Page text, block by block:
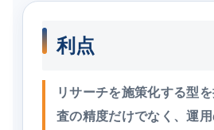
利点
リサーチを施策化する型
査の精度だけでなく、運